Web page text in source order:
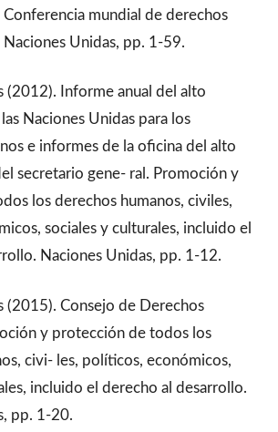
Conferencia mundial de derechos
Naciones Unidas, pp. 1-59.
(2012). Informe anual del alto
Naciones Unidas para los
e informes de la oficina del alto
secretario gene- ral. Promoción y
los derechos humanos, civiles,
sociales y culturales, incluido el
Naciones Unidas, pp. 1-12.
(2015). Consejo de Derechos
y protección de todos los
civi- les, políticos, económicos,
incluido el derecho al desarrollo.
pp. 1-20.